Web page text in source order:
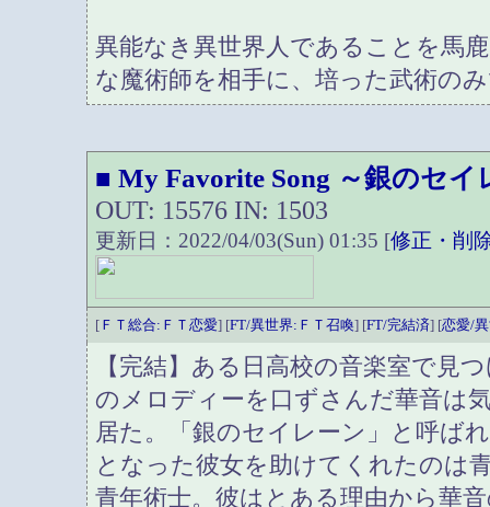
異能なき異世界人であることを馬
な魔術師を相手に、培った武術の
■ My Favorite Song ～銀のセイ
OUT: 15576 IN: 1503
更新日：2022/04/03(Sun) 01:35 [修正・削
[ ＦＴ総合:ＦＴ恋愛] [FT/異世界:ＦＴ召喚] [FT/完結済] [恋愛/
【完結】ある日高校の音楽室で見
のメロディーを口ずさんだ華音は
居た。「銀のセイレーン」と呼ば
となった彼女を助けてくれたのは
青年術士。彼はとある理由から華